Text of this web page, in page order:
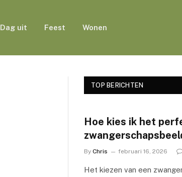
Dag uit Feest Wonen
TOP BERICHTEN
Hoe kies ik het
By Chris februari 16, 2026
Het kiezen van een